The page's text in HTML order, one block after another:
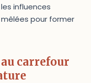
influences
pour former
carrefour